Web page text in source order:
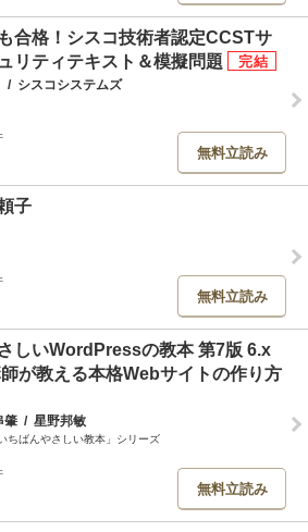
合格！シスコ技術者認定CCSTサ
リティテキスト＆模擬問題
/ シスコシステムズ
無料立読み
子
無料立読み
しいWordPressの教本 第7版 6.x
が教える本格Webサイトの作り方
肇 / 星野邦敏
ちばんやさしい教本」シリーズ
無料立読み